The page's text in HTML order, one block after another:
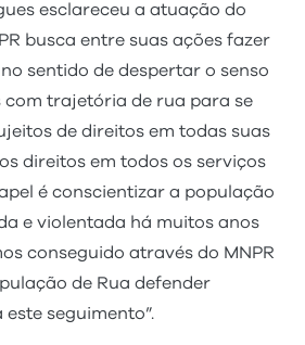
esclareceu a atuação do
busca entre suas ações fazer
sentido de despertar o senso
com trajetória de rua para se
de direitos em todas suas
direitos em todos os serviços
é conscientizar a população
e violentada há muitos anos
conseguido através do MNPR
de Rua defender
seguimento”.